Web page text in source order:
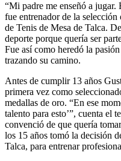
“Mi padre me enseñó a
fue entrenador de la
de Tenis de Mesa de Talca.
deporte porque quería ser
Fue así como heredó la
trazando su camino.
Antes de cumplir 13 años
primera vez como
medallas de oro. “En ese
talento para esto’”, cuenta el
convenció de que quería
los 15 años tomó la decisión
Talca, para entrenar